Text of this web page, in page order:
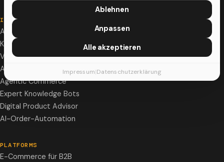
INTELLIGENCE
AI Transformation Partnership
KI-Beratung & Strategie
Vibe Coding Beratung
AI Visibility & GEO
Agentic Commerce
Expert Knowledge Bots
Digital Product Advisor
AI-Order-Automation
PLATFORMS
E-Commerce für B2B
Ablehnen
Anpassen
Alle akzeptieren
Impressum|Datenschutzerklärung